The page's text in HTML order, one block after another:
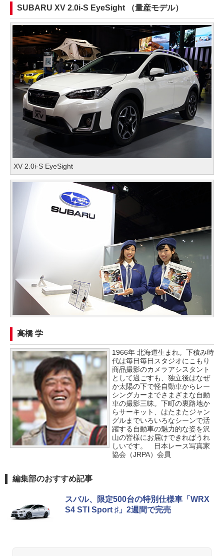
SUBARU XV 2.0i-S EyeSight （量産モデル）
XV 2.0i-S EyeSight
高橋 学
1966年 北海道生まれ。下積み時
代は毎日毎日スタジオにこもり
商品撮影のカメラアシスタント
として過ごすも、独立後はなぜ
か太陽の下で軽自動車からレー
シングカーまでさまざまな自動
車の撮影三昧。下町の裏路地か
らサーキット、はたまたジャン
グルまでいろいろなシーンで活
躍する自動車の魅力的な姿を沢
山の皆様にお届けできればうれ
しいです。 日本レース写真家
協会（JRPA）会員
編集部のおすすめ記事
スバル、限定500台の特別仕様車「WRX
S4 STI Sport ♯」2週間で完売